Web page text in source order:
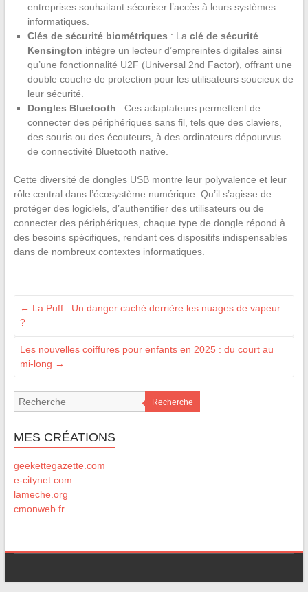
entreprises souhaitant sécuriser l’accès à leurs systèmes
informatiques.
Clés de sécurité biométriques : La clé de sécurité
Kensington intègre un lecteur d’empreintes digitales ainsi
qu’une fonctionnalité U2F (Universal 2nd Factor), offrant une
double couche de protection pour les utilisateurs soucieux de
leur sécurité.
Dongles Bluetooth : Ces adaptateurs permettent de
connecter des périphériques sans fil, tels que des claviers,
des souris ou des écouteurs, à des ordinateurs dépourvus
de connectivité Bluetooth native.
Cette diversité de dongles USB montre leur polyvalence et leur
rôle central dans l’écosystème numérique. Qu’il s’agisse de
protéger des logiciels, d’authentifier des utilisateurs ou de
connecter des périphériques, chaque type de dongle répond à
des besoins spécifiques, rendant ces dispositifs indispensables
dans de nombreux contextes informatiques.
← La Puff : Un danger caché derrière les nuages de vapeur
?
Les nouvelles coiffures pour enfants en 2025 : du court au
mi-long →
Recherche
MES CRÉATIONS
geekettegazette.com
e-citynet.com
lameche.org
cmonweb.fr